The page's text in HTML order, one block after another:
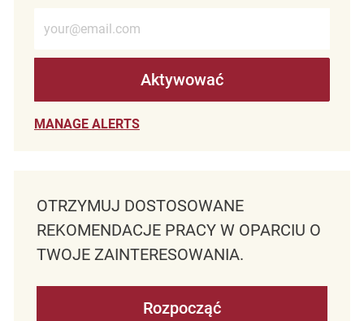
Aktywować
MANAGE ALERTS
OTRZYMUJ DOSTOSOWANE
REKOMENDACJE PRACY W OPARCIU O
TWOJE ZAINTERESOWANIA.
Rozpocząć